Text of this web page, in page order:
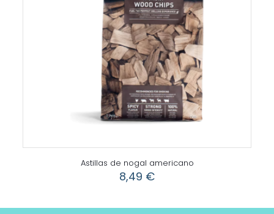
Astillas de nogal americano
8,49 €